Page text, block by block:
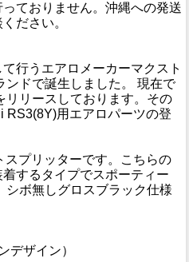
ておりません。沖縄への発送
ださい。
行うエアロメーカーマクスト
ンドで誕生しました。 現在で
リリースしております。その
RS3(8Y)用エアロパーツの登
プリッターです。こちらの
するタイプでスポーティー
シボ無しグロスブラック仕様
デザイン）